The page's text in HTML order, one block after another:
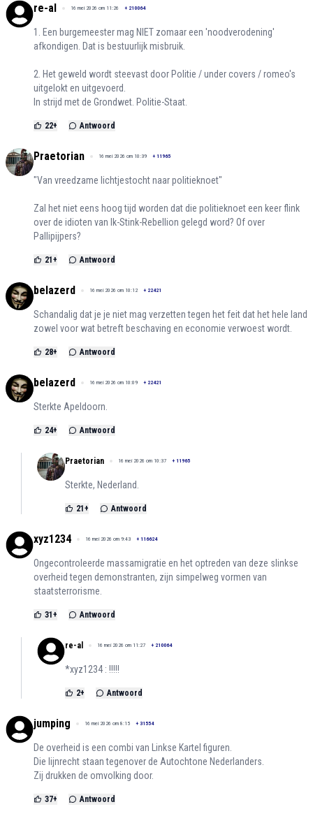
re-al 16 mei 2026 om 11:26 + 210064
1. Een burgemeester mag NIET zomaar een 'noodverodening'
afkondigen. Dat is bestuurlijk misbruik.
2. Het geweld wordt steevast door Politie / under covers / romeo's
uitgelokt en uitgevoerd.
In strijd met de Grondwet. Politie-Staat.
22+ Antwoord
Praetorian 16 mei 2026 om 10:39 + 11965
"Van vreedzame lichtjestocht naar politieknoet"
Zal het niet eens hoog tijd worden dat die politieknoet een keer flink
over de idioten van Ik-Stink-Rebellion gelegd word? Of over
Pallipijpers?
21 + Antwoord
belazerd 16 mei 2026 om 10:12 + 22421
Schandalig dat je je niet mag verzetten tegen het feit dat het hele land
zowel voor wat betreft beschaving en economie verwoest wordt.
28+ Antwoord
belazerd 16 mei 2026 om 10:09 + 22421
Sterkte Apeldoorn.
24+ Antwoord
Praetorian 16 mei 2026 om 10:37 + 11965
Sterkte, Nederland.
21 + Antwoord
xyz1234 16 mei 2026 om 9:43 + 116624
Ongecontroleerde massamigratie en het optreden van deze slinkse
overheid tegen demonstranten, zijn simpelweg vormen van
staatsterrorisme.
31 + Antwoord
re-al 16 mei 2026 om 11:27 + 210064
*xyz1234 : !!!!!
2+ Antwoord
jumping 16 mei 2026 om 8:15 + 31554
De overheid is een combi van Linkse Kartel figuren.
Die lijnrecht staan tegenover de Autochtone Nederlanders.
Zij drukken de omvolking door.
37+ Antwoord